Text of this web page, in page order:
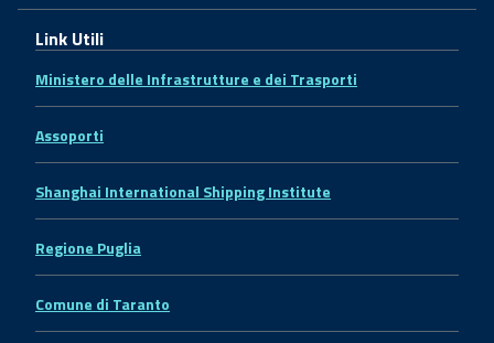
Link Utili
Ministero delle Infrastrutture e dei Trasporti
Assoporti
Shanghai International Shipping Institute
Regione Puglia
Comune di Taranto